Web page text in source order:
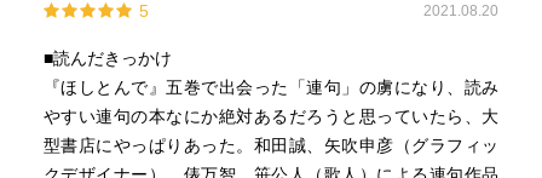
5 2021.08.20
■読んだきっかけ
『ほしとんで』五巻で出会った「連句」の虜になり、読み
やすい連句の本なにか絶対あるだろうと思っていたら、大
型書店にやっぱりあった。和田誠、矢吹申彦（グラフィッ